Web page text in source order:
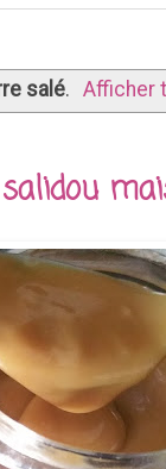
salé. Afficher